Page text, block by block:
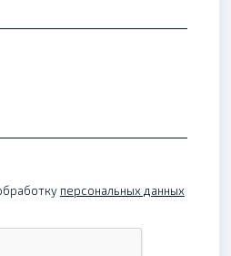
персональных данных